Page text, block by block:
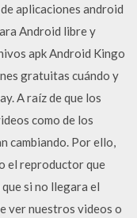
aplicaciones android
Android libre y
apk Android Kingo
gratuitas cuándo y
A raíz de que los
como de los
cambiando. Por ello,
el reproductor que
si no llegara el
ver nuestros videos o